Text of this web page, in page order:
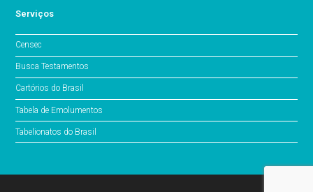
Serviços
Censec
Busca Testamentos
Cartórios do Brasil
Tabela de Emolumentos
Tabelionatos do Brasil